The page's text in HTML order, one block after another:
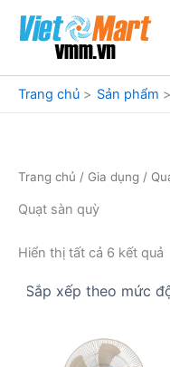
dung
Trang chủ
Sản phẩm
Trang chủ / Gia dụng /
Quạt sàn quỳ
Hiển thị tất cả 6 kết quả